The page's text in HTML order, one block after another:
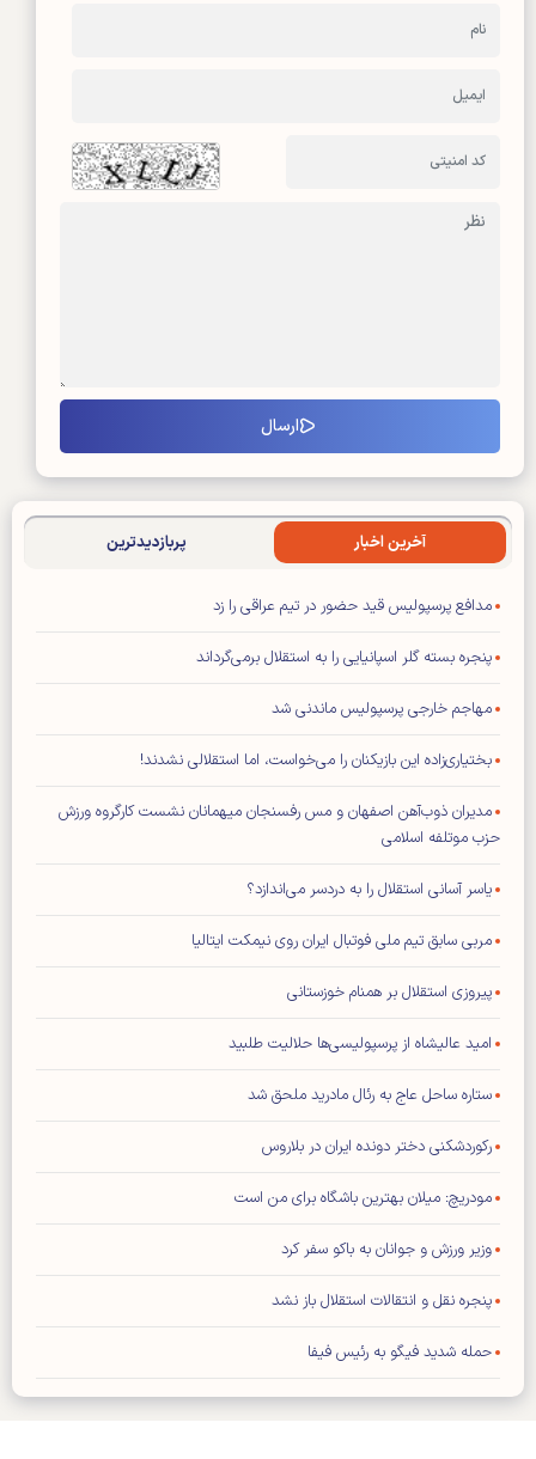
آخرین اخبار پربازدیدترین
مدافع پرسپولیس قید حضور در تیم عراقی را زد
پنجره بسته گلر اسپانیایی را به استقلال برمی‌گرداند
مهاجم خارجی پرسپولیس ماندنی شد
بختیاری‌زاده این بازیکنان را می‌خواست، اما استقلالی نشدند!
مدیران ذوب‌آهن اصفهان و مس رفسنجان میهمانان نشست کارگروه ورزش
حزب موتلفه اسلامی
یاسر آسانی استقلال را به دردسر می‌اندازد؟
مربی سابق تیم ملی فوتبال ایران روی نیمکت ایتالیا
پیروزی استقلال بر همنام خوزستانی
امید عالیشاه از پرسپولیسی‌ها حلالیت طلبید
ستاره ساحل عاج به رئال مادرید ملحق شد
رکوردشکنی دختر دونده ایران در بلاروس
مودریچ: میلان بهترین باشگاه برای من است
وزیر ورزش و جوانان به باکو سفر کرد
پنجره نقل و انتقالات استقلال باز نشد
حمله شدید فیگو به رئیس فیفا
توافق عالیشاه با گل گهر سیرجان